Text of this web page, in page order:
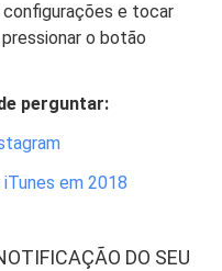
e tocar
o botão
perguntar:
em 2018
DO SEU